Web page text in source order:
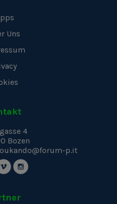
Uns
4
Bozen
p.it